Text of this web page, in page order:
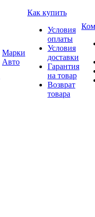
Марки
Авто
Как купить
Условия
оплаты
Условия
доставки
Гарантия
на товар
Возврат
товара